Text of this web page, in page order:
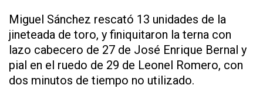
Miguel Sánchez rescató 13 unidades de la
jineteada de toro, y finiquitaron la terna con
lazo cabecero de 27 de José Enrique Bernal y
pial en el ruedo de 29 de Leonel Romero, con
dos minutos de tiempo no utilizado.